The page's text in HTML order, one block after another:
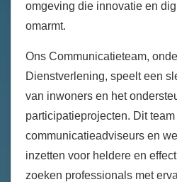
omgeving die innovatie en
omarmt.
Ons Communicatieteam,
Dienstverlening, speelt een
van inwoners en het
participatieprojecten. Dit
communicatieadviseurs en
inzetten voor heldere en
zoeken professionals met